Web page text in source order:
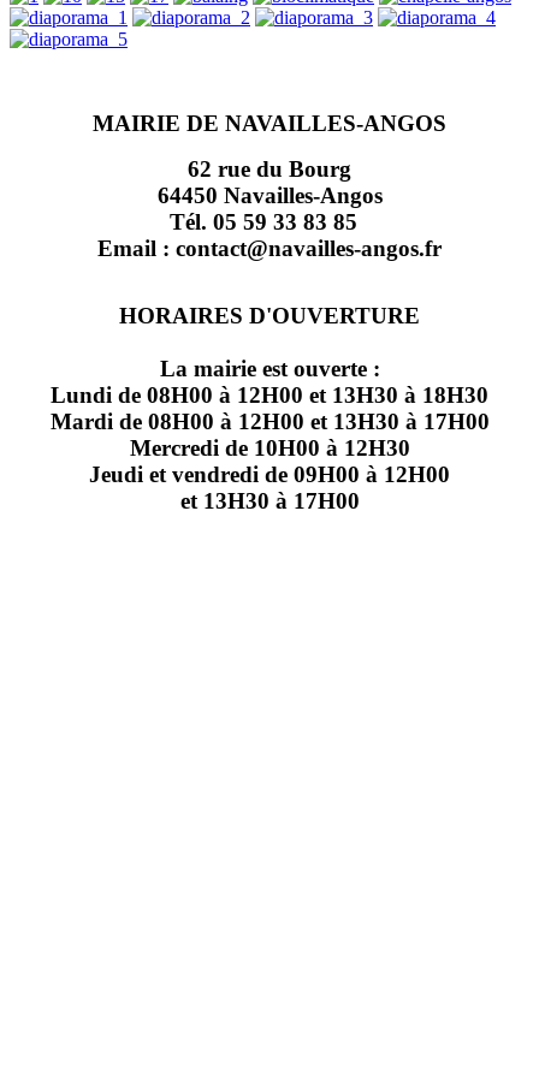
MAIRIE DE NAVAILLES-ANGOS
62 rue du Bourg
64450 Navailles-Angos
Tél. 05 59 33 83 85
Email : contact@navailles-angos.fr
HORAIRES D'OUVERTURE
La mairie est ouverte :
Lundi de 08H00 à 12H00 et 13H30 à 18H30
Mardi de 08H00 à 12H00 et 13H30 à 17H00
Mercredi de 10H00 à 12H30
Jeudi et vendredi de 09H00 à 12H00
et 13H30 à 17H00